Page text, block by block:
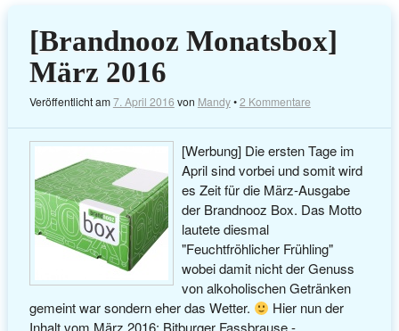
[Brandnooz Monatsbox]
März 2016
Veröffentlicht am7. April 2016 von Mandy•2 Kommentare
[Werbung] Die ersten Tage im
April sind vorbei und somit wird
es Zeit für die März-Ausgabe
der Brandnooz Box. Das Motto
lautete diesmal
"Feuchtfröhlicher Frühling"
wobei damit nicht der Genuss
von alkoholischen Getränken
gemeint war sondern eher das Wetter.
Hier nun der